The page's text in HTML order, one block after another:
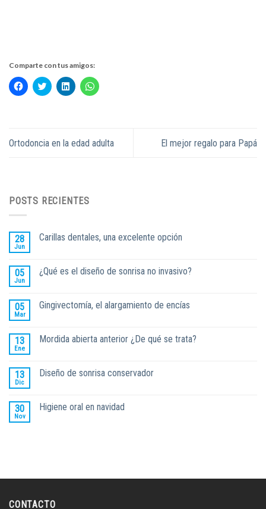
Comparte con tus amigos:
Haz
clic
abre
en
Haz
clic
abre
en
Haz
clic
abre
en
Haz
clic
abre
en
Ortodoncia en la edad adulta El mejor regalo para Papá
POSTS RECIENTES
28
Jun
Carillas dentales, una excelente opción
05
Jun
¿Qué es el diseño de sonrisa no invasivo?
05
Mar
Gingivectomía, el alargamiento de encías
13
Ene
Mordida abierta anterior ¿De qué se trata?
13
Dic
Diseño de sonrisa conservador
30
Nov
Higiene oral en navidad
CONTACTO